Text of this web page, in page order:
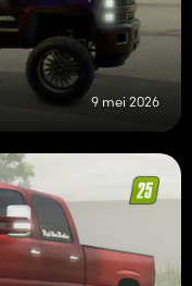
9 mei 2026